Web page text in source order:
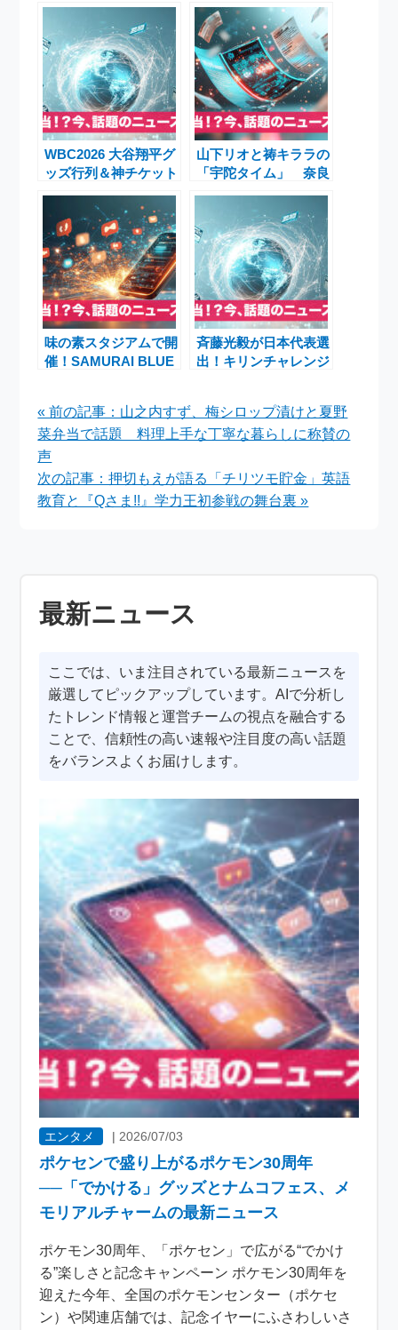
WBC2026 大谷翔平グ
ッズ行列＆神チケット
山下リオと祷キララの
「宇陀タイム」 奈良
しの寄り道物語と映画
『トランジット・イ
ン・フラミンゴ』喋る
冷蔵庫
味の素スタジアムで開
催！SAMURAI BLUE
の背景
斉藤光毅が日本代表選
出！キリンチャレンジ
« 前の記事：山之内すず、梅シロップ漬けと夏野
菜弁当で話題 料理上手な丁寧な暮らしに称賛の
声
次の記事：押切もえが語る「チリツモ貯金」英語
教育と『Qさま!!』学力王初参戦の舞台裏 »
最新ニュース
ここでは、いま注目されている最新ニュースを
厳選してピックアップしています。AIで分析し
たトレンド情報と運営チームの視点を融合する
ことで、信頼性の高い速報や注目度の高い話題
をバランスよくお届けします。
エンタメ | 2026/07/03
ポケセンで盛り上がるポケモン30周年
──「でかける」グッズとナムコフェス、メ
モリアルチャームの最新ニュース
ポケモン30周年、「ポケセン」で広がる“でかけ
る”楽しさと記念キャンペーン ポケモン30周年を
迎えた今年、全国のポケモンセンター（ポケセ
ン）や関連店舗では、記念イヤーにふさわしいさ